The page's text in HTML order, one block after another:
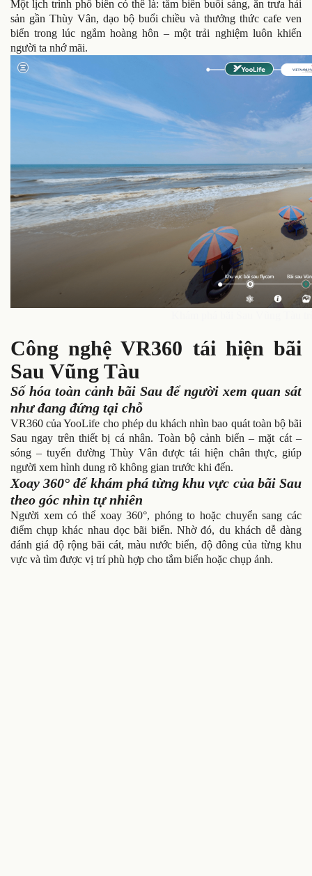
Một lịch trình phổ biến có thể là: tắm biển buổi sáng, ăn trưa hải
sản gần Thùy Vân, dạo bộ buổi chiều và thưởng thức cafe ven
biển trong lúc ngắm hoàng hôn – một trải nghiệm luôn khiến
người ta nhớ mãi.
Công nghệ VR360 tái hiện bãi
Sau Vũng Tàu
Số hóa toàn cảnh bãi Sau để người xem quan sát
như đang đứng tại chỗ
VR360 của YooLife cho phép du khách nhìn bao quát toàn bộ bãi
Sau ngay trên thiết bị cá nhân. Toàn bộ cảnh biển – mặt cát –
sóng – tuyến đường Thùy Vân được tái hiện chân thực, giúp
người xem hình dung rõ không gian trước khi đến.
Xoay 360° để khám phá từng khu vực của bãi Sau
theo góc nhìn tự nhiên
Người xem có thể xoay 360°, phóng to hoặc chuyển sang các
điểm chụp khác nhau dọc bãi biển. Nhờ đó, du khách dễ dàng
đánh giá độ rộng bãi cát, màu nước biển, độ đông của từng khu
vực và tìm được vị trí phù hợp cho tắm biển hoặc chụp ảnh.